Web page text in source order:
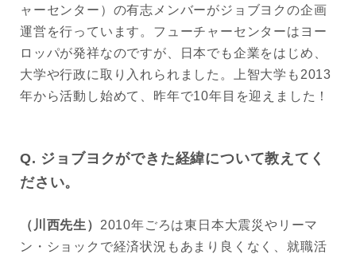
ャーセンター）の有志メンバーがジョブヨクの企画
運営を行っています。フューチャーセンターはヨー
ロッパが発祥なのですが、日本でも企業をはじめ、
大学や行政に取り入れられました。上智大学も2013
年から活動し始めて、昨年で10年目を迎えました！
Q. ジョブヨクができた経緯について教えてく
ださい。
（川西先生） 2010年ごろは東日本大震災やリーマ
ン・ショックで経済状況もあまり良くなく、就職活